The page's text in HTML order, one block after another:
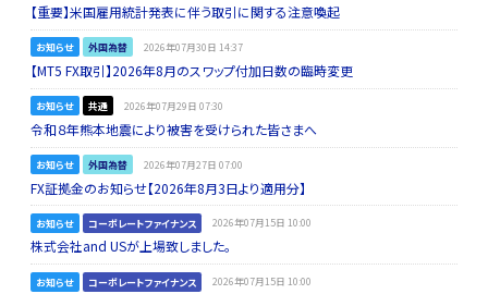
【重要】米国雇用統計発表に伴う取引に関する注意喚起
お知らせ 外国為替 2026年07月30日 14:37
【MT5 FX取引】2026年8月のスワップ付加日数の臨時変更
お知らせ 共通 2026年07月29日 07:30
令和８年熊本地震により被害を受けられた皆さまへ
お知らせ 外国為替 2026年07月27日 07:00
FX証拠金のお知らせ【2026年8月3日より適用分】
お知らせ コーポレートファイナンス 2026年07月15日 10:00
株式会社and USが上場致しました。
お知らせ コーポレートファイナンス 2026年07月15日 10:00